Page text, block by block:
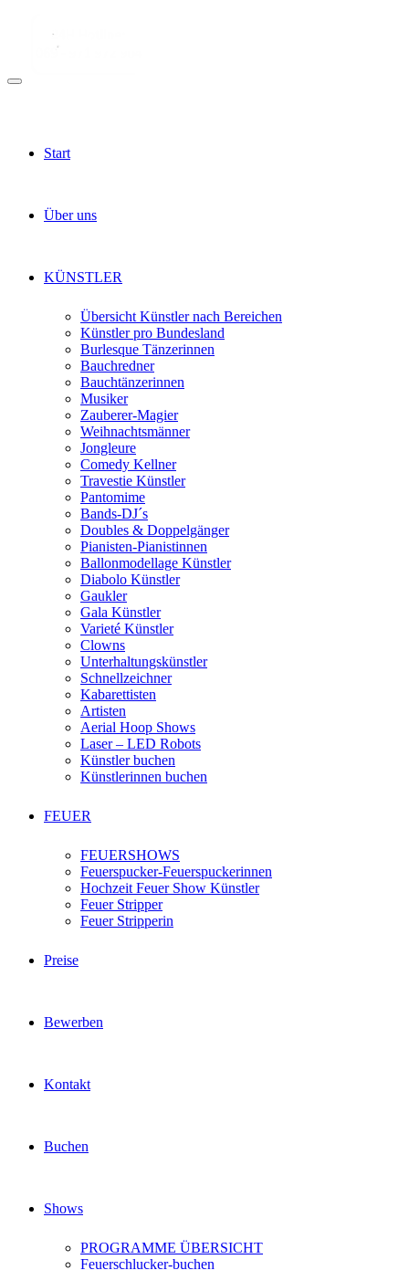
Start
Über uns
KÜNSTLER
Übersicht Künstler nach Bereichen
Künstler pro Bundesland
Burlesque Tänzerinnen
Bauchredner
Bauchtänzerinnen
Musiker
Zauberer-Magier
Weihnachtsmänner
Jongleure
Comedy Kellner
Travestie Künstler
Pantomime
Bands-DJ´s
Doubles & Doppelgänger
Pianisten-Pianistinnen
Ballonmodellage Künstler
Diabolo Künstler
Gaukler
Gala Künstler
Varieté Künstler
Clowns
Unterhaltungskünstler
Schnellzeichner
Kabarettisten
Artisten
Aerial Hoop Shows
Laser – LED Robots
Künstler buchen
Künstlerinnen buchen
FEUER
FEUERSHOWS
Feuerspucker-Feuerspuckerinnen
Hochzeit Feuer Show Künstler
Feuer Stripper
Feuer Stripperin
Preise
Bewerben
Kontakt
Buchen
Shows
PROGRAMME ÜBERSICHT
Feuerschlucker-buchen